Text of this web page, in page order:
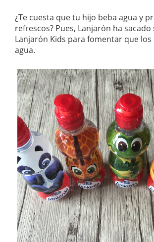
¿Te cuesta que tu hijo beba agua y
refrescos? Pues, Lanjarón ha sacado
Lanjarón Kids para fomentar que los
agua.